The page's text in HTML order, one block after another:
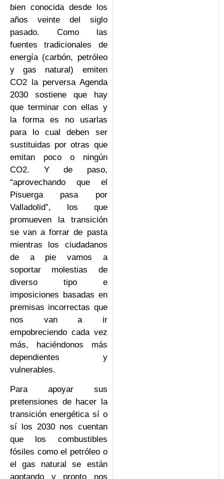
bien conocida desde los
años veinte del siglo
pasado. Como las
fuentes tradicionales de
energía (carbón, petróleo
y gas natural) emiten
CO2 la perversa Agenda
2030 sostiene que hay
que terminar con ellas y
la forma es no usarlas
para lo cual deben ser
sustituidas por otras que
emitan poco o ningún
CO2. Y de paso,
“aprovechando que el
Pisuerga pasa por
Valladolid”, los que
promueven la transición
se van a forrar de pasta
mientras los ciudadanos
de a pie vamos a
soportar molestias de
diverso tipo e
imposiciones basadas en
premisas incorrectas que
nos van a ir
empobreciendo cada vez
más, haciéndonos más
dependientes y
vulnerables.
Para apoyar sus
pretensiones de hacer la
transición energética sí o
sí los 2030 nos cuentan
que los combustibles
fósiles como el petróleo o
el gas natural se están
agotando y pronto nos